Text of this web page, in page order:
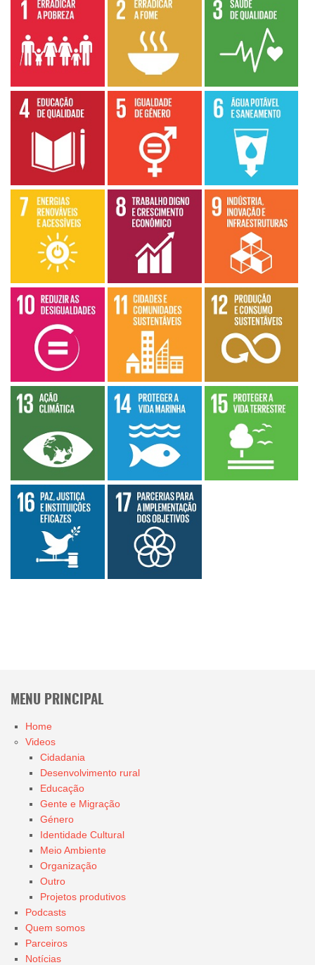
MENU PRINCIPAL
Home
Videos
Cidadania
Desenvolvimento rural
Educação
Gente e Migração
Género
Identidade Cultural
Meio Ambiente
Organização
Outro
Projetos produtivos
Podcasts
Quem somos
Parceiros
Notícias